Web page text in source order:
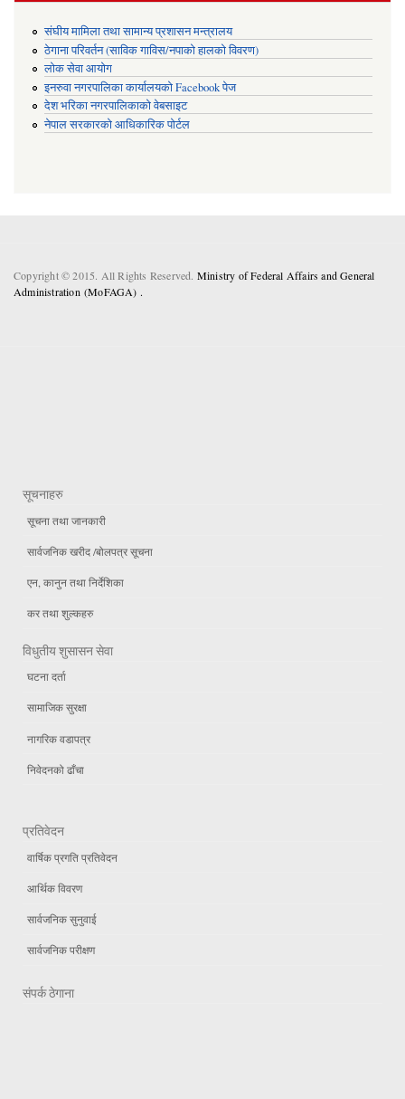
संघीय मामिला तथा सामान्य प्रशासन मन्त्रालय
ठेगाना परिवर्तन (साविक गाविस/नपाको हालको विवरण)
लोक सेवा आयोग
इनरुवा नगरपालिका कार्यालयको Facebook पेज
देश भरिका नगरपालिकाको वेबसाइट
नेपाल सरकारको आधिकारिक पोर्टल
Copyright © 2015. All Rights Reserved. Ministry of Federal Affairs and General
Administration (MoFAGA) .
सूचनाहरु
सूचना तथा जानकारी
सार्वजनिक खरीद /बोलपत्र सूचना
एन, कानुन तथा निर्देशिका
कर तथा शुल्कहरु
विधुतीय शुसासन सेवा
घटना दर्ता
सामाजिक सुरक्षा
नागरिक वडापत्र
निवेदनको ढाँचा
प्रतिवेदन
वार्षिक प्रगति प्रतिवेदन
आर्थिक विवरण
सार्वजनिक सुनुवाई
सार्वजनिक परीक्षण
संपर्क ठेगाना